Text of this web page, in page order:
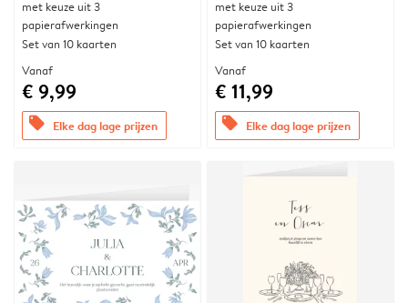
met keuze uit 3
papierafwerkingen
Set van 10 kaarten
Vanaf
€ 9,99
offers Elke dag lage prijzen
met keuze uit 3
papierafwerkingen
Set van 10 kaarten
Vanaf
€ 11,99
offers Elke dag lage prijzen